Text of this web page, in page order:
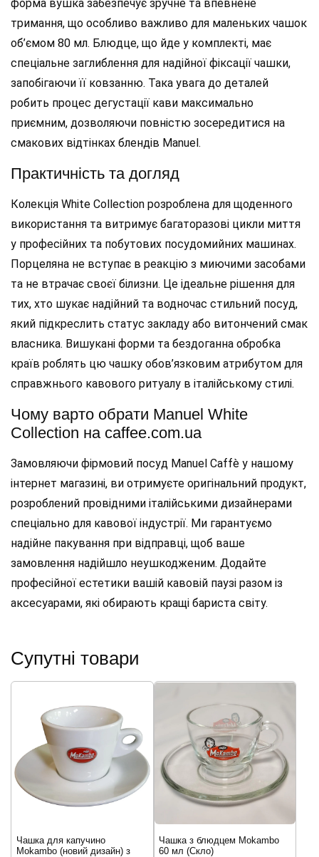
форма вушка забезпечує зручне та впевнене
тримання, що особливо важливо для маленьких чашок
об’ємом 80 мл. Блюдце, що йде у комплекті, має
спеціальне заглиблення для надійної фіксації чашки,
запобігаючи її ковзанню. Така увага до деталей
робить процес дегустації кави максимально
приємним, дозволяючи повністю зосередитися на
смакових відтінках блендів Manuel.
Практичність та догляд
Колекція White Collection розроблена для щоденного
використання та витримує багаторазові цикли миття
у професійних та побутових посудомийних машинах.
Порцеляна не вступає в реакцію з миючими засобами
та не втрачає своєї білизни. Це ідеальне рішення для
тих, хто шукає надійний та водночас стильний посуд,
який підкреслить статус закладу або витончений смак
власника. Вишукані форми та бездоганна обробка
країв роблять цю чашку обов’язковим атрибутом для
справжнього кавового ритуалу в італійському стилі.
Чому варто обрати Manuel White
Collection на caffee.com.ua
Замовляючи фірмовий посуд Manuel Caffè у нашому
інтернет магазині, ви отримуєте оригінальний продукт,
розроблений провідними італійськими дизайнерами
спеціально для кавової індустрії. Ми гарантуємо
надійне пакування при відправці, щоб ваше
замовлення надійшло неушкодженим. Додайте
професійної естетики вашій кавовій паузі разом із
аксесуарами, які обирають кращі бариста світу.
Супутні товари
Чашка для капучино
Mokambo (новий дизайн) з
Чашка з блюдцем Mokambo
60 мл (Скло)